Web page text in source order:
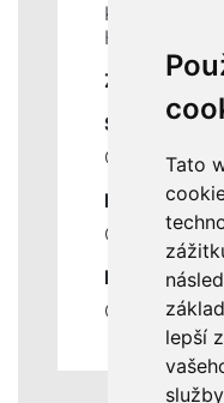
Tato
lepší
Kontakty
Historie a
ZÁKLADNÍ
SLUŽBY
Ceník
DŮLEŽITÉ
Ochrana
RYCHLÉ
Odstoupení